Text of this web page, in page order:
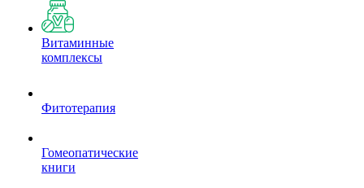
Витаминные
комплексы
Фитотерапия
Гомеопатические
книги